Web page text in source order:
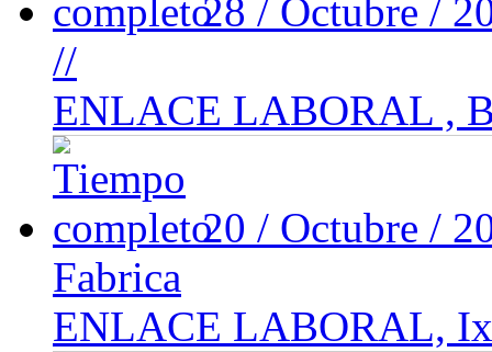
28 / Octubre /
//
ENLACE LABORAL ,
20 / Octubre /
Fabrica
ENLACE LABORAL,